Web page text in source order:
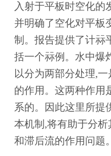
入射于平板时空化的
并明确了空化对平板
制。报告提供了计祘
括一个祘例。水中爆
以分为两部分处理,
的作用。这两种作用
系的。因此这里所提
本机制,将有助于分
和滞后流的作用问题。